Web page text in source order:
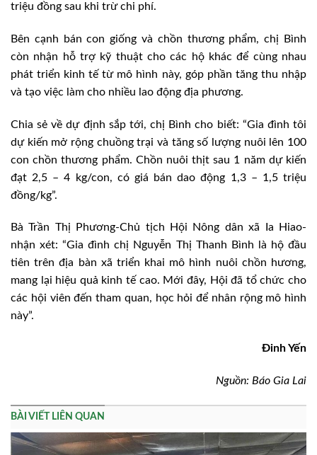
triệu đồng sau khi trừ chi phí.
Bên cạnh bán con giống và chồn thương phẩm, chị Bình
còn nhận hỗ trợ kỹ thuật cho các hộ khác để cùng nhau
phát triển kinh tế từ mô hình này, góp phần tăng thu nhập
và tạo việc làm cho nhiều lao động địa phương.
Chia sẻ về dự định sắp tới, chị Bình cho biết: “Gia đình tôi
dự kiến mở rộng chuồng trại và tăng số lượng nuôi lên 100
con chồn thương phẩm. Chồn nuôi thịt sau 1 năm dự kiến
đạt 2,5 – 4 kg/con, có giá bán dao động 1,3 – 1,5 triệu
đồng/kg”.
Bà Trần Thị Phương-Chủ tịch Hội Nông dân xã Ia Hiao-
nhận xét: “Gia đình chị Nguyễn Thị Thanh Bình là hộ đầu
tiên trên địa bàn xã triển khai mô hình nuôi chồn hương,
mang lại hiệu quả kinh tế cao. Mới đây, Hội đã tổ chức cho
các hội viên đến tham quan, học hỏi để nhân rộng mô hình
này”.
Đinh Yến
Nguồn: Báo Gia Lai
BÀI VIẾT LIÊN QUAN